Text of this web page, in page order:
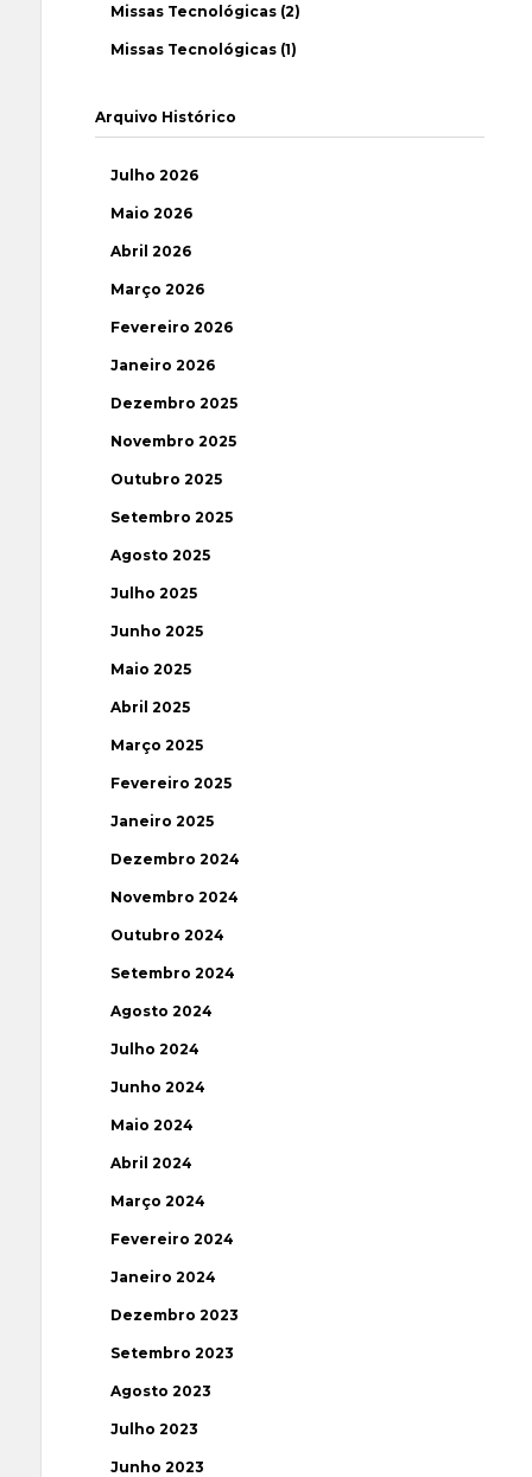
Missas Tecnológicas (2)
Missas Tecnológicas (1)
Arquivo Histórico
Julho 2026
Maio 2026
Abril 2026
Março 2026
Fevereiro 2026
Janeiro 2026
Dezembro 2025
Novembro 2025
Outubro 2025
Setembro 2025
Agosto 2025
Julho 2025
Junho 2025
Maio 2025
Abril 2025
Março 2025
Fevereiro 2025
Janeiro 2025
Dezembro 2024
Novembro 2024
Outubro 2024
Setembro 2024
Agosto 2024
Julho 2024
Junho 2024
Maio 2024
Abril 2024
Março 2024
Fevereiro 2024
Janeiro 2024
Dezembro 2023
Setembro 2023
Agosto 2023
Julho 2023
Junho 2023